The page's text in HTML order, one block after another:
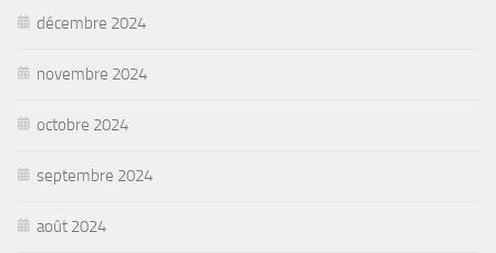
décembre 2024
novembre 2024
octobre 2024
septembre 2024
août 2024